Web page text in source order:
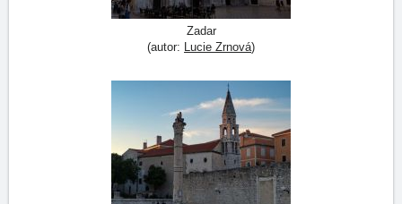
Zadar
(autor: Lucie Zrnová)